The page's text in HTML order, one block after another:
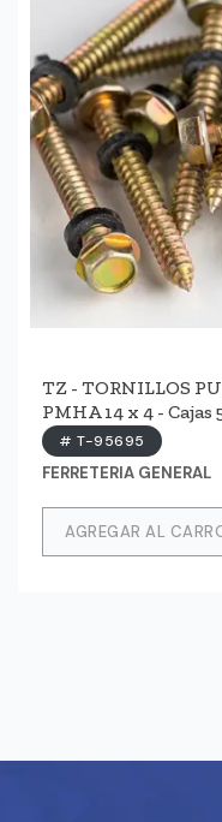
TZ - TORNILLOS
PMHA 14 x 4 - Cajas
# T-95695
FERRETERIA GENERAL
AGREGAR AL